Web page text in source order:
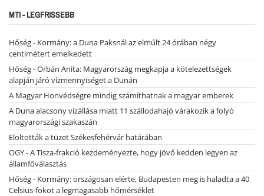
MTI - LEGFRISSEBB
Hőség - Kormány: a Duna Paksnál az elmúlt 24 órában négy
centimétert emelkedett
Hőség - Orbán Anita: Magyarország megkapja a kötelezettségek
alapján járó vízmennyiséget a Dunán
A Magyar Honvédségre mindig számíthatnak a magyar emberek
A Duna alacsony vízállása miatt 11 szállodahajó várakozik a folyó
magyarországi szakaszán
Eloltották a tüzet Székesfehérvár határában
OGY - A Tisza-frakció kezdeményezte, hogy jövő kedden legyen az
államfőválasztás
Hőség - Kormány: országosan elérte, Budapesten meg is haladta a 40
Celsius-fokot a legmagasabb hőmérséklet